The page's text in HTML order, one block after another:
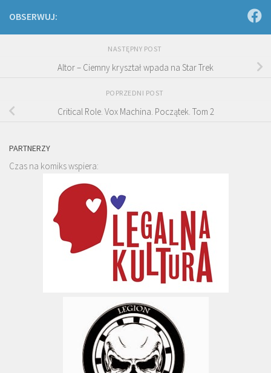
OBSERWUJ:
NASTĘPNY POST
Altor – Ciemny kryształ wpada na Star Trek
POPRZEDNI POST
Critical Role. Vox Machina. Początek. Tom 2
PARTNERZY
Czas na komiks wspiera: